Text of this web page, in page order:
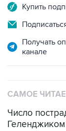
Купить
Получать
канале
САМОЕ
Число